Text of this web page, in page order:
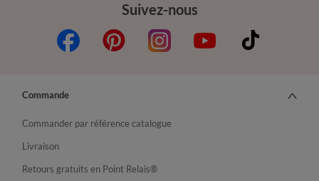
Suivez-nous
Commande
Commander par référence catalogue
Livraison
Retours gratuits en Point Relais®